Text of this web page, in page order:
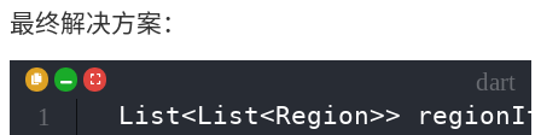
最终解决方案：
dart
List<List<Region>>
1